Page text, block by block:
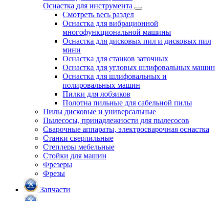
Оснастка для инструмента
Смотреть весь раздел
Оснастка для вибрационной
многофункциональной машины
Оснастка для дисковых пил и дисковых пил
мини
Оснастка для станков заточных
Оснастка для угловых шлифовальных машин
Оснастка для шлифовальных и
полировальных машин
Пилки для лобзиков
Полотна пильные для сабельной пилы
Пилы дисковые и универсальные
Пылесосы, принадлежности для пылесосов
Сварочные аппараты, электросварочная оснастка
Станки сверлильные
Степлеры мебельные
Стойки для машин
Фрезеры
Фрезы
Запчасти